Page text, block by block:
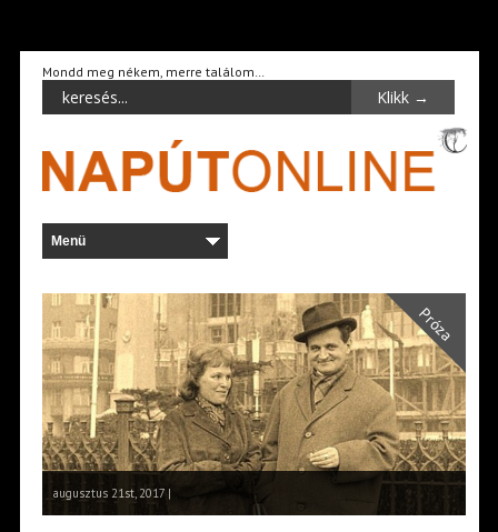
Mondd meg nékem, merre találom…
Próza
augusztus 21st, 2017 |